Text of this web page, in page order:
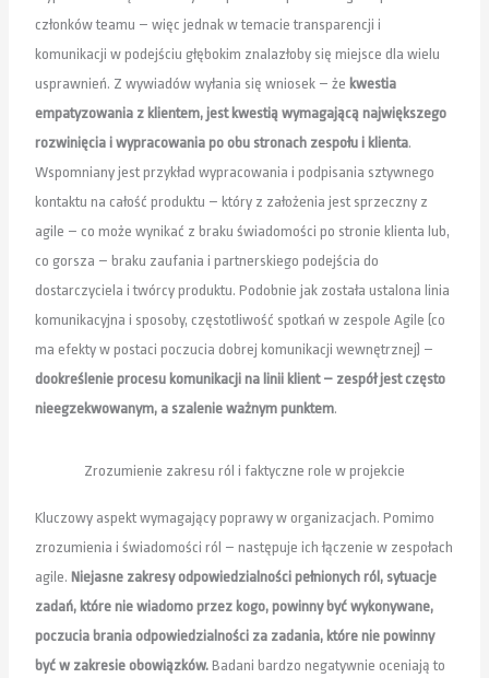
członków teamu – więc jednak w temacie transparencji i
komunikacji w podejściu głębokim znalazłoby się miejsce dla wielu
usprawnień. Z wywiadów wyłania się wniosek – że kwestia
empatyzowania z klientem, jest kwestią wymagającą największego
rozwinięcia i wypracowania po obu stronach zespołu i klienta.
Wspomniany jest przykład wypracowania i podpisania sztywnego
kontaktu na całość produktu – który z założenia jest sprzeczny z
agile – co może wynikać z braku świadomości po stronie klienta lub,
co gorsza – braku zaufania i partnerskiego podejścia do
dostarczyciela i twórcy produktu. Podobnie jak została ustalona linia
komunikacyjna i sposoby, częstotliwość spotkań w zespole Agile (co
ma efekty w postaci poczucia dobrej komunikacji wewnętrznej) –
dookreślenie procesu komunikacji na linii klient – zespół jest często
nieegzekwowanym, a szalenie ważnym punktem.
Zrozumienie zakresu ról i faktyczne role w projekcie
Kluczowy aspekt wymagający poprawy w organizacjach. Pomimo
zrozumienia i świadomości ról – następuje ich łączenie w zespołach
agile.Niejasne zakresy odpowiedzialności pełnionych ról, sytuacje
zadań, które nie wiadomo przez kogo, powinny być wykonywane,
poczucia brania odpowiedzialności za zadania, które nie powinny
być w zakresie obowiązków. Badani bardzo negatywnie oceniają to